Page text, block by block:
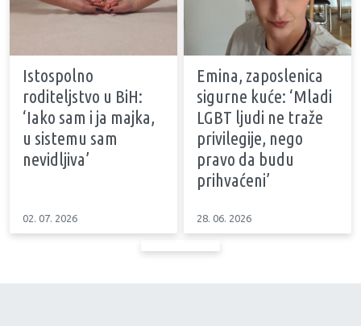
Istospolno
roditeljstvo u BiH:
‘Iako sam i ja majka,
u sistemu sam
nevidljiva’
02. 07. 2026
Emina, zaposlenica
sigurne kuće: ‘Mladi
LGBT ljudi ne traže
privilegije, nego
pravo da budu
prihvaćeni’
28. 06. 2026